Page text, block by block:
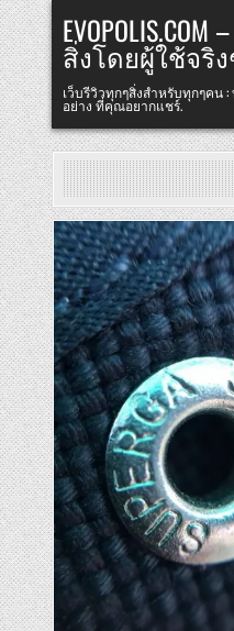
Skip
to
content
สิ่งโดยผู้ใช้จริง
เว็บรีวิวทุกๆสิ่งสำหรับทุกๆคน
อย่าง ที่คุณอยากแชร์.
Posted
in